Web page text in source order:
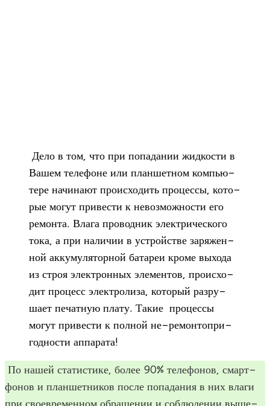
Дело в том, что при попа­да­нии жид­ко­сти в
Вашем теле­фоне или план­шет­ном ком­пью­
тере начи­нают про­ис­хо­дить про­цессы, кото­
рые могут при­ве­сти к невоз­мож­но­сти его
ремонта. Влага про­вод­ник элек­три­че­ского
тока, а при нали­чии в устрой­стве заря­жен­
ной акку­му­ля­тор­ной бата­реи кроме выхода
из строя элек­трон­ных эле­мен­тов, про­ис­хо­
дит про­цесс элек­тро­лиза, кото­рый раз­ру­
шает печат­ную плату. Такие про­цессы
могут при­ве­сти к пол­ной не-ремон­то­при­
год­но­сти аппарата!
По нашей ста­ти­стике, более 90% теле­фо­нов, смарт­
фо­нов и план­шет­ни­ков после попа­да­ния в них влаги